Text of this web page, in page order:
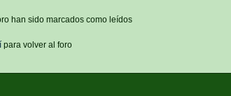
han sido marcados como leídos
para volver al foro